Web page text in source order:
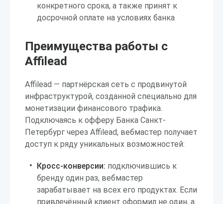
конкретного срока, а также принят к
досрочной оплате на условиях банка
Преимущества работы с
Affilead
Affilead — партнёрская сеть с продвинутой
инфраструктурой, созданной специально для
монетизации финансового трафика.
Подключаясь к офферу Банка Санкт-
Петербург через Affilead, вебмастер получает
доступ к ряду уникальных возможностей:
Кросс-конверсии: подключившись к
бренду один раз, вебмастер
зарабатывает на всех его продуктах. Если
привлечённый клиент оформил не один, а